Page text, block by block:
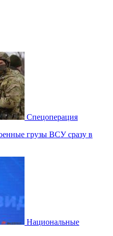
Спецоперация
грузы ВСУ сразу в
Национальные